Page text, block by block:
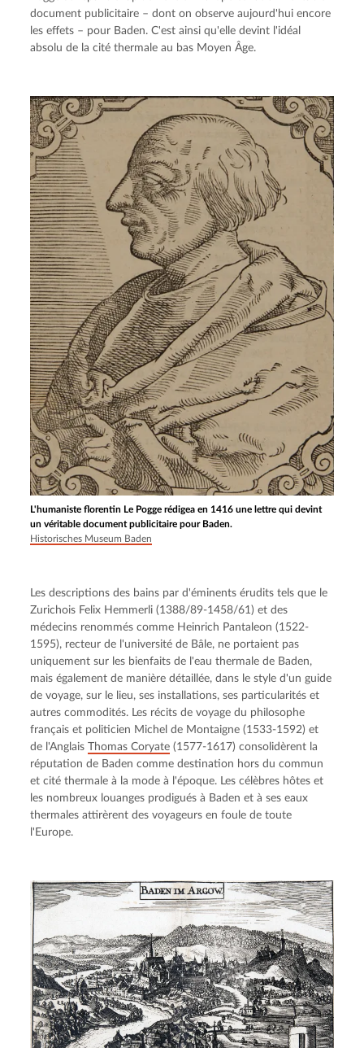
document publicitaire – dont on observe aujourd'hui encore
les effets – pour Baden. C'est ainsi qu'elle devint l'idéal
absolu de la cité thermale au bas Moyen Âge.
L'humaniste florentin Le Pogge rédigea en 1416 une lettre qui devint
un véritable document publicitaire pour Baden.
Historisches Museum Baden
Les descriptions des bains par d'éminents érudits tels que le
Zurichois Felix Hemmerli (1388/89-1458/61) et des
médecins renommés comme Heinrich Pantaleon (1522-
1595), recteur de l'université de Bâle, ne portaient pas
uniquement sur les bienfaits de l'eau thermale de Baden,
mais également de manière détaillée, dans le style d'un guide
de voyage, sur le lieu, ses installations, ses particularités et
autres commodités. Les récits de voyage du philosophe
français et politicien Michel de Montaigne (1533-1592) et
de l'Anglais
Thomas Coryate (1577-1617) consolidèrent la
réputation de Baden comme destination hors du commun
et cité thermale à la mode à l'époque. Les célèbres hôtes et
les nombreux louanges prodigués à Baden et à ses eaux
thermales attirèrent des voyageurs en foule de toute
l'Europe.